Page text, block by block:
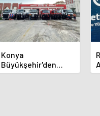
Konya
Büyükşehir'den
Alanya Yangınına